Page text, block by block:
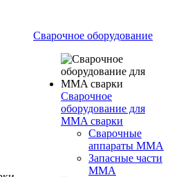
Сварочное оборудование
Сварочное
оборудование для
MMA сварки
Сварочные
аппараты MMA
Запасные части
MMA